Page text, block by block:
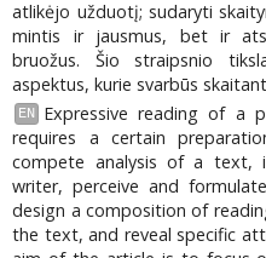
atlikėjo užduotį; sudaryti
mintis ir jausmus, bet ir
bruožus. Šio straipsnio
aspektus, kurie svarbūs
EN
Expressive reading of a
requires a certain
compete analysis of a text,
writer, perceive and
design a composition of
the text, and reveal specific